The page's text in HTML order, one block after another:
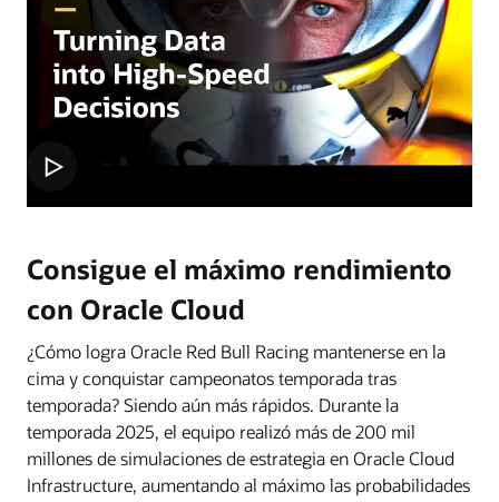
Consigue el máximo rendimiento
con Oracle Cloud
¿Cómo logra Oracle Red Bull Racing mantenerse en la
cima y conquistar campeonatos temporada tras
temporada? Siendo aún más rápidos. Durante la
temporada 2025, el equipo realizó más de 200 mil
millones de simulaciones de estrategia en Oracle Cloud
Infrastructure, aumentando al máximo las probabilidades